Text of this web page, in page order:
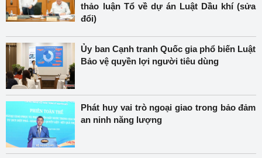
thảo luận Tổ về dự án Luật Dầu khí (sửa
đổi)
Ủy ban Cạnh tranh Quốc gia phổ biến Luật
Bảo vệ quyền lợi người tiêu dùng
Phát huy vai trò ngoại giao trong bảo đảm
an ninh năng lượng